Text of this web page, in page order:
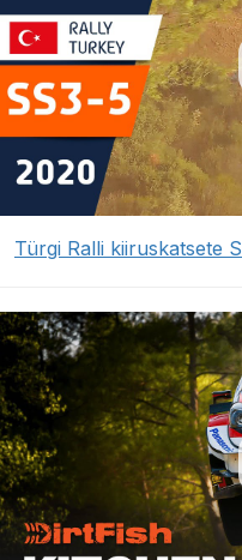
Türgi Ralli kiiruskatsete